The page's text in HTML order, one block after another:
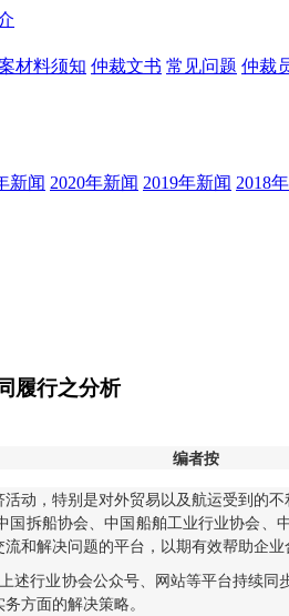
材料须知 仲裁文书 常见问题 仲裁
新闻 2020年新闻 2019年新闻 2018
履行之分析
编者按
，特别是对外贸易以及航运受到的不
拆船协会、中国船舶工业行业协会
解决问题的平台，以期有效帮助企
述行业协会公众号、网站等平台持续
方面的解决策略。